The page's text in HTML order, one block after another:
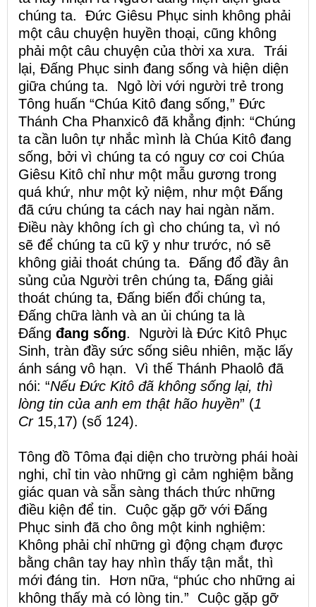
chúng ta. Đức Giêsu Phục sinh không phải
một câu chuyện huyền thoại, cũng không
phải một câu chuyện của thời xa xưa. Trái
lại, Đấng Phục sinh đang sống và hiện diện
giữa chúng ta. Ngỏ lời với người trẻ trong
Tông huấn “Chúa Kitô đang sống,” Đức
Thánh Cha Phanxicô đã khẳng định: “Chúng
ta cần luôn tự nhắc mình là Chúa Kitô đang
sống, bởi vì chúng ta có nguy cơ coi Chúa
Giêsu Kitô chỉ như một mẫu gương trong
quá khứ, như một kỷ niệm, như một Đấng
đã cứu chúng ta cách nay hai ngàn năm.
Điều này không ích gì cho chúng ta, vì nó
sẽ để chúng ta cũ kỹ y như trước, nó sẽ
không giải thoát chúng ta. Đấng đổ đầy ân
sủng của Người trên chúng ta, Đấng giải
thoát chúng ta, Đấng biến đổi chúng ta,
Đấng chữa lành và an ủi chúng ta là
Đấng đang sống. Người là Đức Kitô Phục
Sinh, tràn đầy sức sống siêu nhiên, mặc lấy
ánh sáng vô hạn. Vì thế Thánh Phaolô đã
nói: “Nếu Đức Kitô đã không sống lại, thì
lòng tin của anh em thật hão huyền” (1
Cr15,17) (số 124).
Tông đồ Tôma đại diện cho trường phái hoài
nghi, chỉ tin vào những gì cảm nghiệm bằng
giác quan và sẵn sàng thách thức những
điều kiện để tin. Cuộc gặp gỡ với Đấng
Phục sinh đã cho ông một kinh nghiệm:
Không phải chỉ những gì động chạm được
bằng chân tay hay nhìn thấy tận mắt, thì
mới đáng tin. Hơn nữa, “phúc cho những ai
không thấy mà có lòng tin.” Cuộc gặp gỡ